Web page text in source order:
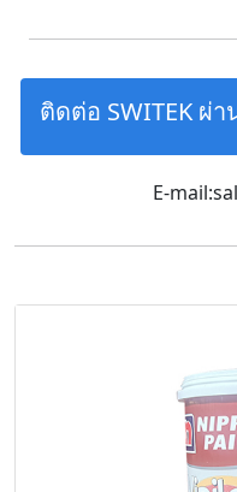
ติดต่อ SWITEK ผ่
E-